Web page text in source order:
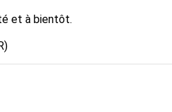
et à bientôt.